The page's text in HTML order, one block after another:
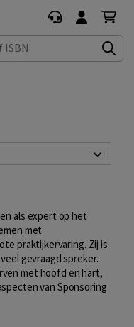
als expert op het
met
praktijkervaring. Zij is
gevraagd spreker.
met hoofd en hart,
van Sponsoring